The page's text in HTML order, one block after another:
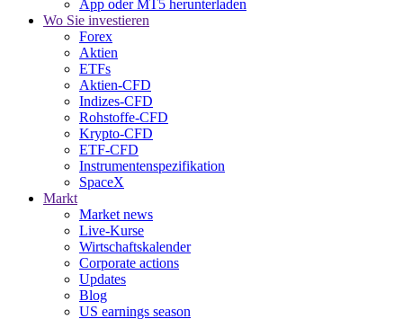
App oder MT5 herunterladen
Wo Sie investieren
Forex
Aktien
ETFs
Aktien-CFD
Indizes-CFD
Rohstoffe-CFD
Krypto-CFD
ETF-CFD
Instrumentenspezifikation
SpaceX
Markt
Market news
Live-Kurse
Wirtschaftskalender
Corporate actions
Updates
Blog
US earnings season